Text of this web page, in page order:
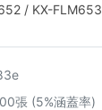
/ KX-FLM653
張 (5%涵蓋率)